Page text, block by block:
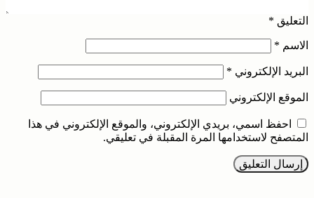
التعليق *
الاسم *
البريد الإلكتروني *
الموقع الإلكتروني
احفظ اسمي، بريدي الإلكتروني، والموقع الإلكتروني في هذا
المتصفح لاستخدامها المرة المقبلة في تعليقي.